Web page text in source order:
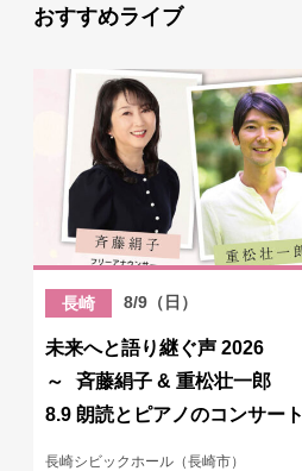
おすすめライブ
長崎 8/9（日）
未来へと語り継ぐ声 2026
～ 斉藤絹子 & 重松壮一郎
8.9 朗読とピアノのコンサート
長崎シビックホール（長崎市）